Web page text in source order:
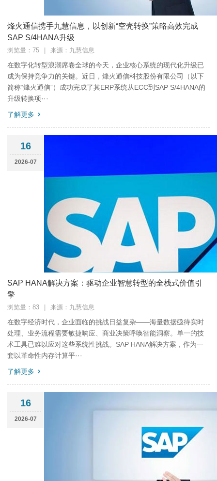
烽火通信携手九慧信息，以创新“空壳转换”策略高效完成
SAP S/4HANA升级
浏览量：75 来源：九慧信息
在数字化转型浪潮席卷全球的今天，企业核心系统的现代化升级已
成为保持竞争力的关键。近日，烽火通信科技股份有限公司（以下
简称“烽火通信”）成功完成了其ERP系统从ECC到SAP S/4HANA的
升级转换项···
了解更多
16
2026-07
SAP HANA解决方案：驱动企业智慧转型的全栈式价值引
擎
浏览量：83 来源：九慧信息
在数字经济时代，企业面临的挑战日益复杂——海量数据亟待实时
处理、业务流程需要敏捷响应、商业决策呼唤智能洞察。单一的技
术工具已难以应对这些系统性挑战。SAP HANA解决方案，作为一
套以革命性内存计算平···
了解更多
16
2026-07